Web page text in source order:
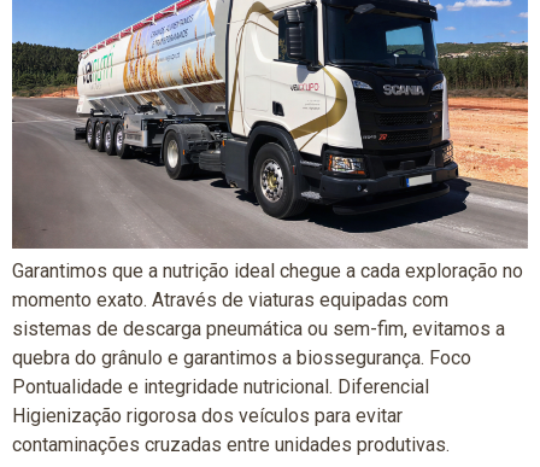
Garantimos que a nutrição ideal chegue a cada exploração no
momento exato. Através de viaturas equipadas com
sistemas de descarga pneumática ou sem-fim, evitamos a
quebra do grânulo e garantimos a biossegurança. Foco
Pontualidade e integridade nutricional. Diferencial
Higienização rigorosa dos veículos para evitar
contaminações cruzadas entre unidades produtivas.